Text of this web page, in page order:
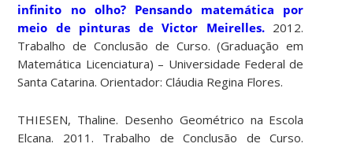
infinito no olho? Pensando matemática por
meio de pinturas de Victor Meirelles.2012.
Trabalho de Conclusão de Curso. (Graduação em
Matemática Licenciatura) – Universidade Federal de
Santa Catarina. Orientador: Cláudia Regina Flores.
THIESEN, Thaline. Desenho Geométrico na Escola
Elcana. 2011. Trabalho de Conclusão de Curso.